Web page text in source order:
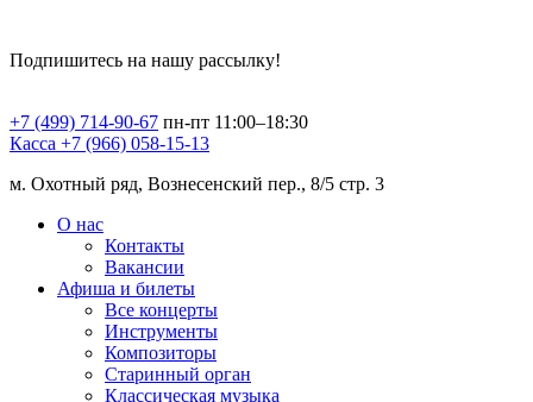
Подпишитесь на нашу рассылку!
+7 (499) 714-90-67 пн-пт 11:00–18:30
Касса +7 (966) 058-15-13
м. Охотный ряд, Вознесенский пер., 8/5 стр. 3
О нас
Контакты
Вакансии
Афиша и билеты
Все концерты
Инструменты
Композиторы
Старинный орган
Классическая музыка